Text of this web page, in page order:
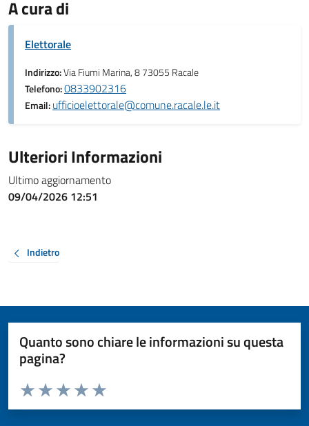
A cura di
Elettorale
Indirizzo:Via Fiumi Marina, 8 73055 Racale
Telefono:0833902316
Email:ufficioelettorale@comune.racale.le.it
Ulteriori Informazioni
Ultimo aggiornamento
09/04/2026 12:51
Indietro
Quanto sono chiare le informazioni su questa
pagina?
Valuta da 1 a 5 stelle la pagina
Valuta 5 stelle su 5
Valuta 4 stelle su 5
Valuta 3 stelle su 5
Valuta 2 stelle su 5
Valuta 1 stelle su 5